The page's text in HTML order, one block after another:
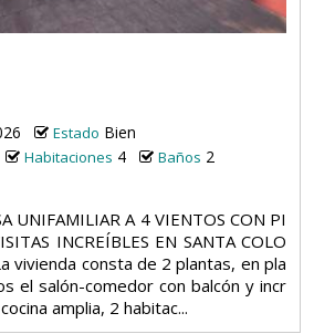
Estado Bien
Habitaciones 4 Baños 2
UNIFAMILIAR A 4 VIENTOS CON PI
INCREÍBLES EN SANTA COLO
vivienda consta de 2 plantas, en pla
el salón-comedor con balcón y incr
amplia, 2 habitac...